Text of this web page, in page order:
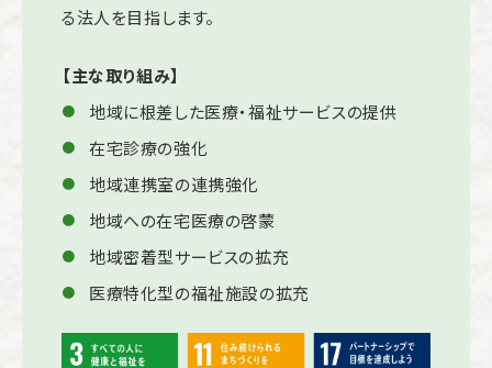
る法人を目指します。
【主な取り組み】
地域に根差した医療・福祉サービスの提供
在宅診療の強化
地域連携室の連携強化
地域への在宅医療の啓蒙
地域密着型サービスの拡充
医療特化型の福祉施設の拡充